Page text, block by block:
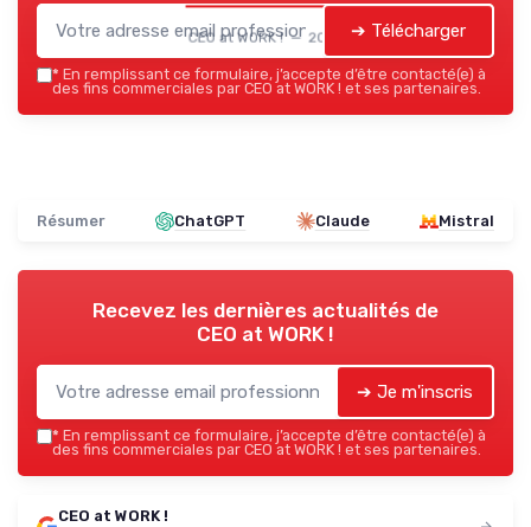
CEO at WORK ! — 2026 ➔ Télécharger
* En remplissant ce formulaire, j’accepte d’être contacté(e) à
des fins commerciales par CEO at WORK ! et ses partenaires.
Résumer ChatGPT Claude Mistral
Recevez les dernières actualités de
CEO at WORK !
➔ Je m'inscris
* En remplissant ce formulaire, j’accepte d’être contacté(e) à
des fins commerciales par CEO at WORK ! et ses partenaires.
CEO at WORK !